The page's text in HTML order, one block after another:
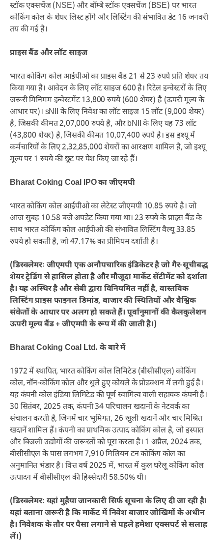
स्टॉक एक्सचेंज (NSE) और बॉम्बे स्टॉक एक्सचेंज (BSE) पर भारत
कोकिंग कोल के शेयर लिस्ट होंगे और लिस्टिंग की संभावित डेट 16 जनवरी
तय की गई है।
प्राइस बैंड और लॉट साइज
भारत कोकिंग कोल आईपीओ का प्राइस बैंड 21 से 23 रुपये प्रति शेयर तय
किया गया है। आवेदन के लिए लॉट साइज 600 है। रिटेल इन्वेस्टरों के लिए
जरूरी मिनिमम इन्वेस्टमेंट 13,800 रुपये (600 शेयर) है (ऊपरी मूल्य के
आधार पर)। sNII के लिए निवेश का लॉट साइज 15 लॉट (9,000 शेयर)
है, जिसकी कीमत 2,07,000 रुपये है, और bNII के लिए यह 73 लॉट
(43,800 शेयर) है, जिसकी कीमत 10,07,400 रुपये है। इस इश्यू में
कर्मचारियों के लिए 2,32,85,000 शेयरों का आरक्षण शामिल है, जो इश्यू
मूल्य पर 1 रुपये की छूट पर पेश किए जा रहे हैं।
Bharat Coking Coal IPO का जीएमपी
भारत कोकिंग कोल आईपीओ का लेटेस्ट जीएमपी 10.85 रुपये है। जो
आज सुबह 10.58 बजे अपडेट किया गया था। 23 रुपये के प्राइस बैंड के
साथ भारत कोकिंग कोल आईपीओ की संभावित लिस्टिंग वैल्यू 33.85
रुपये हो सकती है, जो 47.17% का प्रीमियम दर्शाती है।
(डिस्क्लेमरः जीएमपी एक अनौपचारिक इंडिकेटर है जो गैर-सूचीबद्ध
शेयर ट्रेडिंग से हासिल होता है और मौजूदा मार्केट सेंटीमेंट को दर्शाता
है। यह अस्थिर है और सेबी द्वारा विनियमित नहीं है, वास्तविक
लिस्टिंग प्राइस फाइनल डिमांड, बाजार की स्थितियों और वैश्विक
संकेतों के आधार पर अलग हो सकते हैं। पूर्वानुमानों की कैलकुलेशन
ऊपरी मूल्य बैंड + जीएमपी के रूप में की जाती है।)
Bharat Coking Coal Ltd. के बारे में
1972 में स्थापित, भारत कोकिंग कोल लिमिटेड (बीसीसीएल) कोकिंग
कोल, नॉन-कोकिंग कोल और धुले हुए कोयले के प्रोडक्शन में लगी हुई है।
यह कंपनी कोल इंडिया लिमिटेड की पूर्ण स्वामित्व वाली सहायक कंपनी है।
30 सितंबर, 2025 तक, कंपनी 34 परिचालन खदानों के नेटवर्क का
संचालन करती है, जिनमें चार भूमिगत, 26 खुली खदानें और चार मिश्रित
खदानें शामिल हैं। कंपनी का प्राथमिक उत्पाद कोकिंग कोल है, जो इस्पात
और बिजली उद्योगों की जरूरतों को पूरा करता है। 1 अप्रैल, 2024 तक,
बीसीसीएल के पास लगभग 7,910 मिलियन टन कोकिंग कोल का
अनुमानित भंडार है। वित्त वर्ष 2025 में, भारत में कुल घरेलू कोकिंग कोल
उत्पादन में बीसीसीएल की हिस्सेदारी 58.50% थी।
(डिस्क्लेमर: यहां मुहैया जानकारी सिर्फ सूचना के लिए दी जा रही है।
यहां बताना जरूरी है कि मार्केट में निवेश बाजार जोखिमों के अधीन
है। निवेशक के तौर पर पैसा लगाने से पहले हमेशा एक्सपर्ट से सलाह
लें।)